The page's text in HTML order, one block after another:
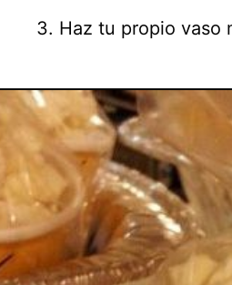
3. Haz tu propio vaso